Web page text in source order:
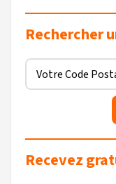
Rechercher
Recevez